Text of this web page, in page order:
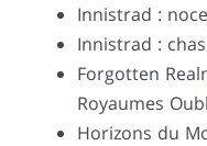
Innistrad :
Innistrad :
Forgotten
Royaumes
Horizons du